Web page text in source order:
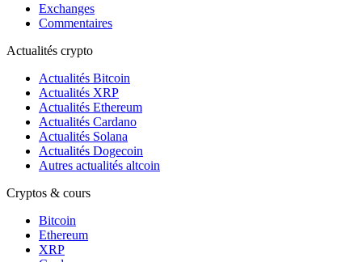
Exchanges
Commentaires
Actualités crypto
Actualités Bitcoin
Actualités XRP
Actualités Ethereum
Actualités Cardano
Actualités Solana
Actualités Dogecoin
Autres actualités altcoin
Cryptos & cours
Bitcoin
Ethereum
XRP